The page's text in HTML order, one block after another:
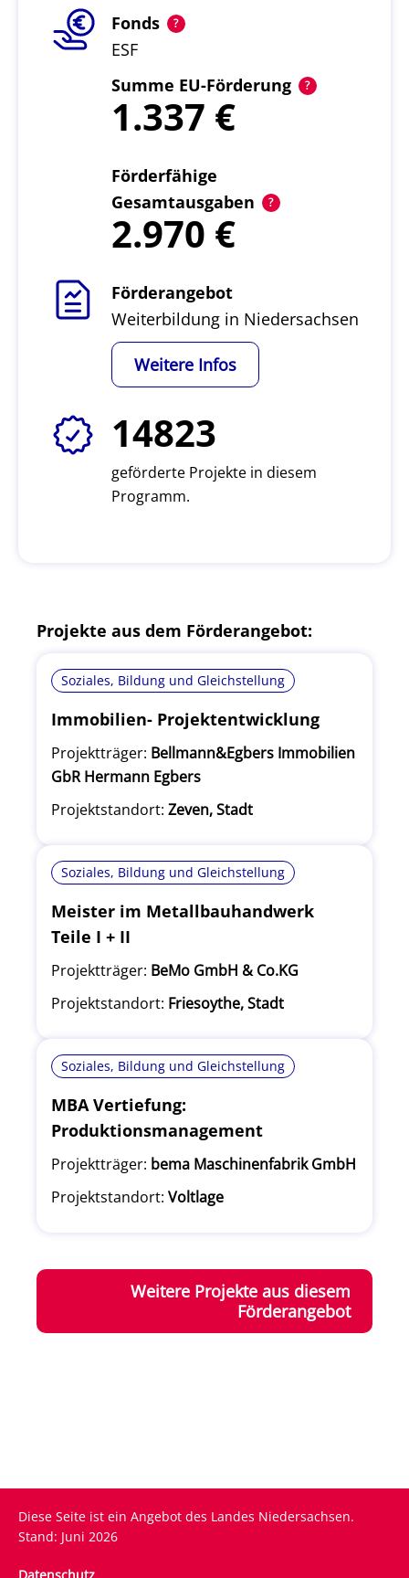
Fonds
ESF
Summe EU-Förderung
1.337
Förderfähige
Gesamtausgaben
2.970
Förderangebot
Weiterbildung in Niedersachsen
Weitere Infos
14823
geförderte Projekte in diesem
Programm.
Projekte aus dem Förderangebot:
Soziales, Bildung und Gleichstellung
Immobilien- Projektentwicklung
Projektträger: Bellmann&Egbers Immobilien
GbR Hermann Egbers
Projektstandort: Zeven, Stadt
Soziales, Bildung und Gleichstellung
Meister im Metallbauhandwerk
Teile I + II
Projektträger: BeMo GmbH & Co.KG
Projektstandort: Friesoythe, Stadt
Soziales, Bildung und Gleichstellung
MBA Vertiefung:
Produktionsmanagement
Projektträger: bema Maschinenfabrik GmbH
Projektstandort: Voltlage
Weitere Projekte aus diesem
Förderangebot
Diese Seite ist ein Angebot des Landes Niedersachsen.
Stand: Juni 2026